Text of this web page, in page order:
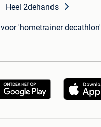
Heel 2dehands
voor 'hometrainer decathlon'